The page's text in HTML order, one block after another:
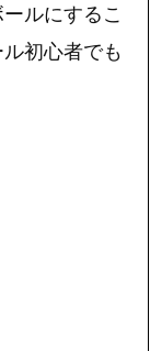
ルにするこ
初心者でも